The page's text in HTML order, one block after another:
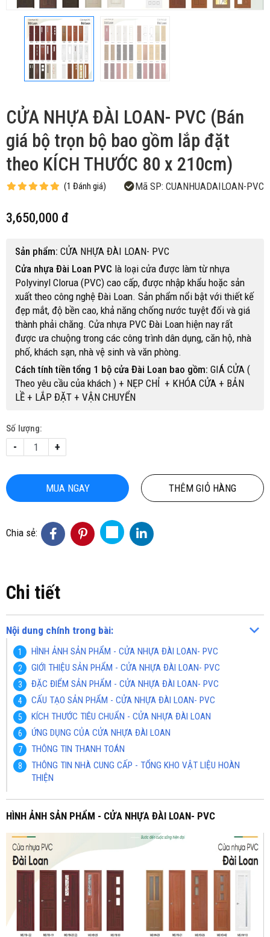
CỬA NHỰA ĐÀI LOAN- PVC (Bán
giá bộ trọn bộ bao gồm lắp đặt
theo KÍCH THƯỚC 80 x 210cm)
(1 Đánh giá) Mã SP: CUANHUADAILOAN-PVC
3,650,000 đ
Sản phẩm: CỬA NHỰA ĐÀI LOAN- PVC
Cửa nhựa Đài Loan PVC là loại cửa được làm từ nhựa
Polyvinyl Clorua (PVC) cao cấp, được nhập khẩu hoặc sản
xuất theo công nghệ Đài Loan. Sản phẩm nổi bật với thiết kế
đẹp mắt, độ bền cao, khả năng chống nước tuyệt đối và giá
thành phải chăng. Cửa nhựa PVC Đài Loan hiện nay rất
được ưa chuộng trong các công trình dân dụng, căn hộ, nhà
phố, khách sạn, nhà vệ sinh và văn phòng.
Cách tính tiền tổng 1 bộ cửa Đài Loan bao gồm: GIÁ CỬA (
Theo yêu cầu của khách ) + NẸP CHỈ + KHÓA CỬA + BẢN
LỀ + LẮP ĐẶT + VẬN CHUYỂN
Số lượng:
- +
MUA NGAY THÊM GIỎ HÀNG
Chia sẻ:
Chi tiết
Nội dung chính trong bài:
HÌNH ẢNH SẢN PHẨM - CỬA NHỰA ĐÀI LOAN- PVC
GIỚI THIỆU SẢN PHẨM - CỬA NHỰA ĐÀI LOAN- PVC
ĐẶC ĐIỂM SẢN PHẨM - CỬA NHỰA ĐÀI LOAN- PVC
CẤU TẠO SẢN PHẨM - CỬA NHỰA ĐÀI LOAN- PVC
KÍCH THƯỚC TIÊU CHUẨN - CỬA NHỰA ĐÀI LOAN
ỨNG DỤNG CỦA CỬA NHỰA ĐÀI LOAN
THÔNG TIN THANH TOÁN
THÔNG TIN NHÀ CUNG CẤP - TỔNG KHO VẬT LIỆU HOÀN
THIỆN
HÌNH ẢNH SẢN PHẨM - CỬA NHỰA ĐÀI LOAN- PVC